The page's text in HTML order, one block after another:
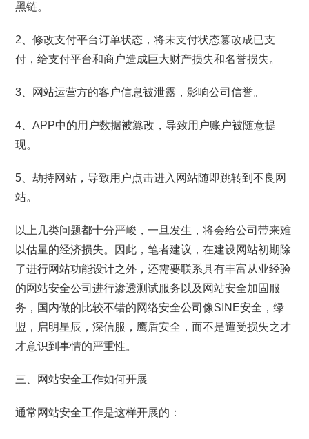
黑链。
2、修改支付平台订单状态，将未支付状态篡改成已支
付，给支付平台和商户造成巨大财产损失和名誉损失。
3、网站运营方的客户信息被泄露，影响公司信誉。
4、APP中的用户数据被篡改，导致用户账户被随意提
现。
5、劫持网站，导致用户点击进入网站随即跳转到不良网
站。
以上几类问题都十分严峻，一旦发生，将会给公司带来难
以估量的经济损失。因此，笔者建议，在建设网站初期除
了进行网站功能设计之外，还需要联系具有丰富从业经验
的网站安全公司进行渗透测试服务以及网站安全加固服
务，国内做的比较不错的网络安全公司像SINE安全，绿
盟，启明星辰，深信服，鹰盾安全，而不是遭受损失之才
才意识到事情的严重性。
三、网站安全工作如何开展
通常网站安全工作是这样开展的：